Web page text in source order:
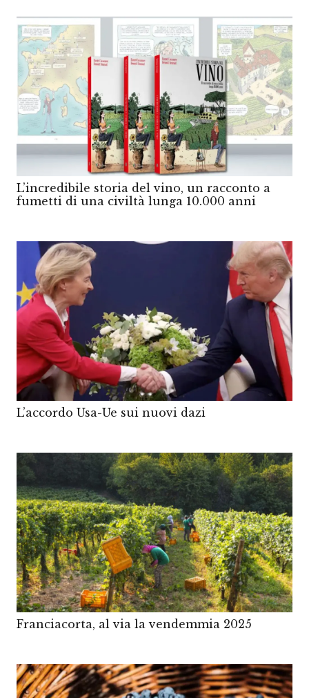
L’incredibile storia del vino, un racconto a
fumetti di una civiltà lunga 10.000 anni
L’accordo Usa-Ue sui nuovi dazi
Franciacorta, al via la vendemmia 2025